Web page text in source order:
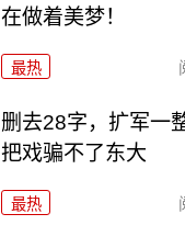
在做着美梦！
最热
删去28字，扩军一
把戏骗不了东大
最热